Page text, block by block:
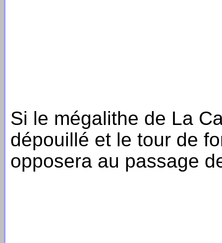
Si le mégalithe de La
dépouillé et le tour de
opposera au passage